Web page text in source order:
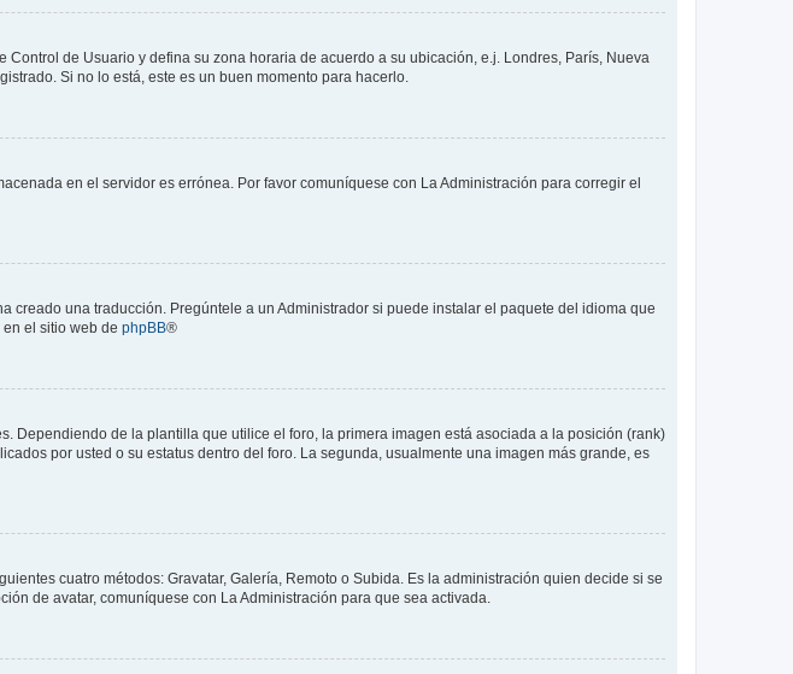
de Usuario y defina su zona horaria de acuerdo a su ubicación, e.j. Londres, París, Nueva
Si no lo está, este es un buen momento para hacerlo.
en el servidor es errónea. Por favor comuníquese con La Administración para corregir el
una traducción. Pregúntele a un Administrador si puede instalar el paquete del idioma que
el sitio web de phpBB®
Dependiendo de la plantilla que utilice el foro, la primera imagen está asociada a la posición (rank)
por usted o su estatus dentro del foro. La segunda, usualmente una imagen más grande, es
cuatro métodos: Gravatar, Galería, Remoto o Subida. Es la administración quien decide si se
de avatar, comuníquese con La Administración para que sea activada.